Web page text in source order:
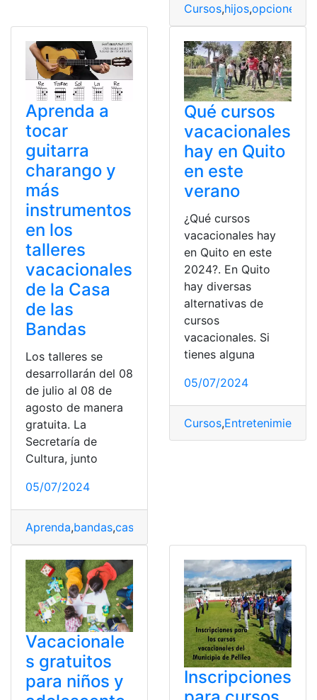
Cursos,hijos,opciones
Aprenda a
tocar
guitarra
charango y
más
instrumentos
en los
talleres
vacacionales
de la Casa
de las
Bandas
Los talleres se
desarrollarán del 08
de julio al 08 de
agosto de manera
gratuita. La
Secretaría de
Cultura, junto
05/07/2024
Aprenda,bandas,casa
Qué cursos
vacacionales
hay en Quito
en este
verano
¿Qué cursos
vacacionales hay
en Quito en este
2024?. En Quito
hay diversas
alternativas de
cursos
vacacionales. Si
tienes alguna
05/07/2024
Cursos,Entretenimiento
Vacacionale
s gratuitos
para niños y
Inscripciones